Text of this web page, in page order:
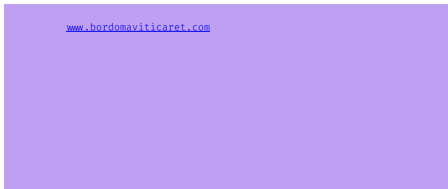
www.bordomaviticaret.com